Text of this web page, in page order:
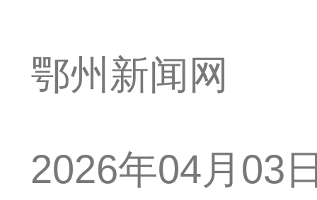
鄂州新闻网
2026年04月03